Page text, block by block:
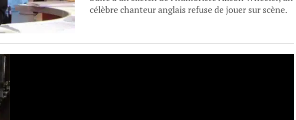
célèbre chanteur anglais refuse de jouer sur scène.